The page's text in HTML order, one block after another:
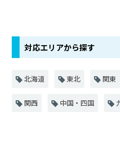
対応エリアから探す
北海道 東北 関東
関西 中国・四国